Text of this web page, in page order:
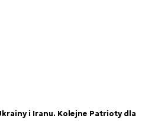
i Iranu. Kolejne Patrioty dla